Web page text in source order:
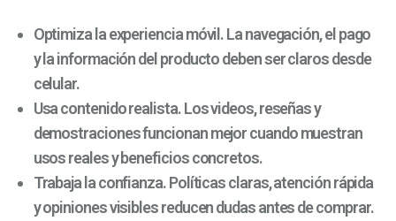
Optimiza la experiencia móvil. La navegación, el pago
y la información del producto deben ser claros desde
celular.
Usa contenido realista. Los videos, reseñas y
demostraciones funcionan mejor cuando muestran
usos reales y beneficios concretos.
Trabaja la confianza. Políticas claras, atención rápida
y opiniones visibles reducen dudas antes de comprar.